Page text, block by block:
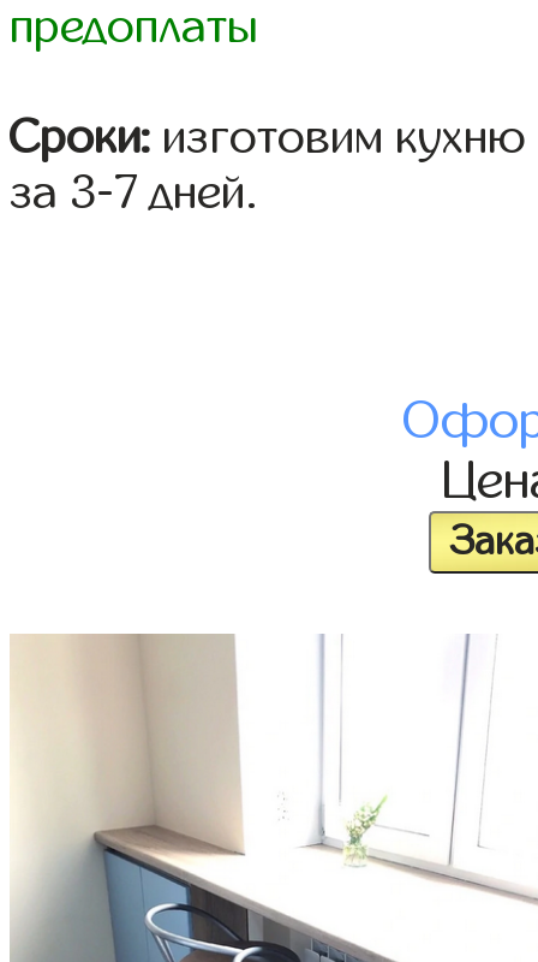
предоплаты
Сроки: изготовим
за 3-7 дней.